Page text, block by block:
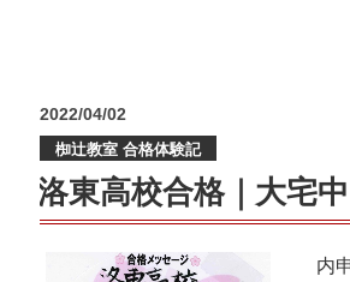
投
日:
2022/04/02
椥辻教室 合格体験記
洛東高校合格｜大宅
内